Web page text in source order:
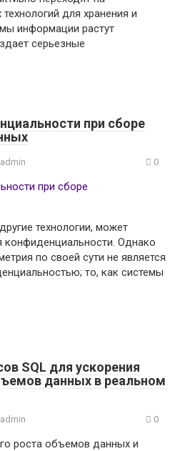
для хранения и
информации растут
серьезные
при сборе
admin 0
технологии, может
Однако
по своей сути не является
то, как системы
SQL для ускорения
данных в реальном
admin 0
роста объемов данных и